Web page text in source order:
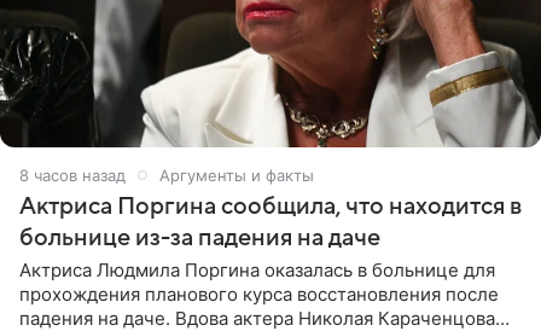
8 часов назад Аргументы и факты
Актриса Поргина сообщила, что находится в
больнице из-за падения на даче
Актриса Людмила Поргина оказалась в больнице для
прохождения планового курса восстановления после
падения на даче. Вдова актера Николая Караченцова